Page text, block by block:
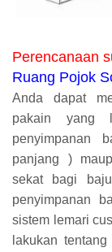
Perencanaan
Ruang Pojok
Anda dapat
pakain yang
penyimpanan
panjang )
sekat bagi
penyimpanan
sistem lemari
lakukan